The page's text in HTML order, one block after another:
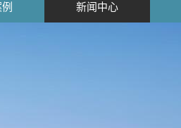
新闻中心